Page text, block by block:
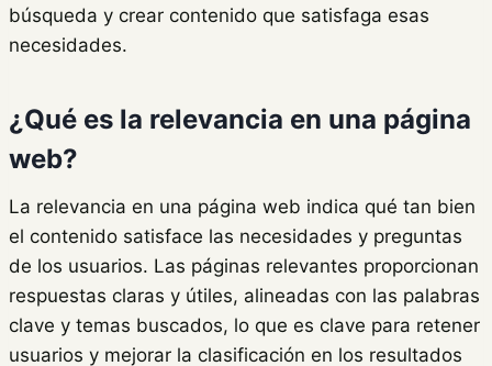
búsqueda y crear contenido que satisfaga esas
necesidades.
¿Qué es la relevancia en una página
web?
La relevancia en una página web indica qué tan bien
el contenido satisface las necesidades y preguntas
de los usuarios. Las páginas relevantes proporcionan
respuestas claras y útiles, alineadas con las palabras
clave y temas buscados, lo que es clave para retener
usuarios y mejorar la clasificación en los resultados